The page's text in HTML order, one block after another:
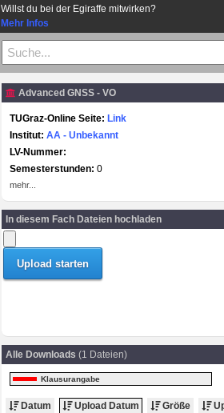
Willst du bei der Egiraffe mitwirken?
Mehr Infos
Advanced GNSS - VO
TUGraz-Online Seite: Link
Institut: AA - Unbekannt
LV-Nummer:
Semesterstunden: 0
mehr...
In diesem Fach Dateien hochladen
Alle Downloads (1 Dateien)
Klausurangabe
Datum Upload Datum Größe